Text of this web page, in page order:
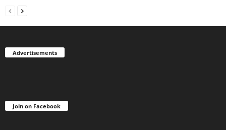
Advertisements
Join on Facebook